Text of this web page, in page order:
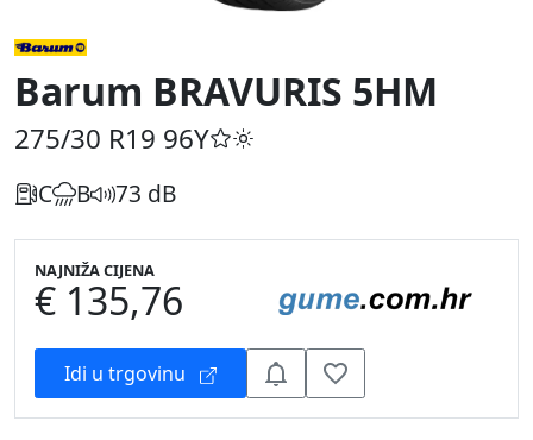
Barum BRAVURIS 5HM
275/30 R19 96Y
C B 73 dB
NAJNIŽA CIJENA
€ 135,76
Idi u trgovinu